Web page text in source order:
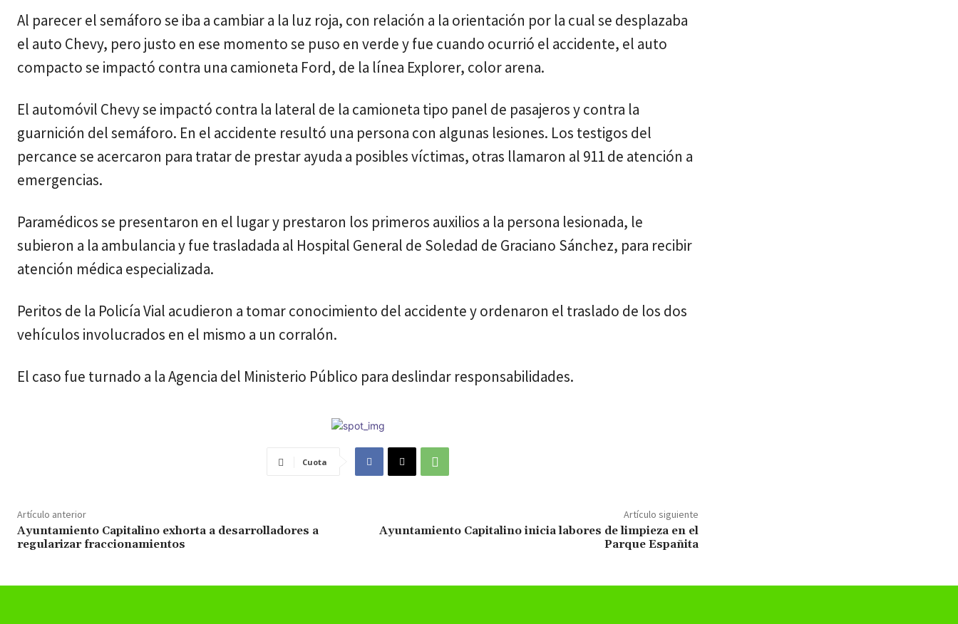
Al parecer el semáforo se iba a cambiar a la luz roja, con relación a la orientación por la cual se desplazaba
el auto Chevy, pero justo en ese momento se puso en verde y fue cuando ocurrió el accidente, el auto
compacto se impactó contra una camioneta Ford, de la línea Explorer, color arena.
El automóvil Chevy se impactó contra la lateral de la camioneta tipo panel de pasajeros y contra la
guarnición del semáforo. En el accidente resultó una persona con algunas lesiones. Los testigos del
percance se acercaron para tratar de prestar ayuda a posibles víctimas, otras llamaron al 911 de atención a
emergencias.
Paramédicos se presentaron en el lugar y prestaron los primeros auxilios a la persona lesionada, le
subieron a la ambulancia y fue trasladada al Hospital General de Soledad de Graciano Sánchez, para recibir
atención médica especializada.
Peritos de la Policía Vial acudieron a tomar conocimiento del accidente y ordenaron el traslado de los dos
vehículos involucrados en el mismo a un corralón.
El caso fue turnado a la Agencia del Ministerio Público para deslindar responsabilidades.
Cuota
Artículo anterior
Ayuntamiento Capitalino exhorta a desarrolladores a
regularizar fraccionamientos
Artículo siguiente
Ayuntamiento Capitalino inicia labores de limpieza en el
Parque Españita